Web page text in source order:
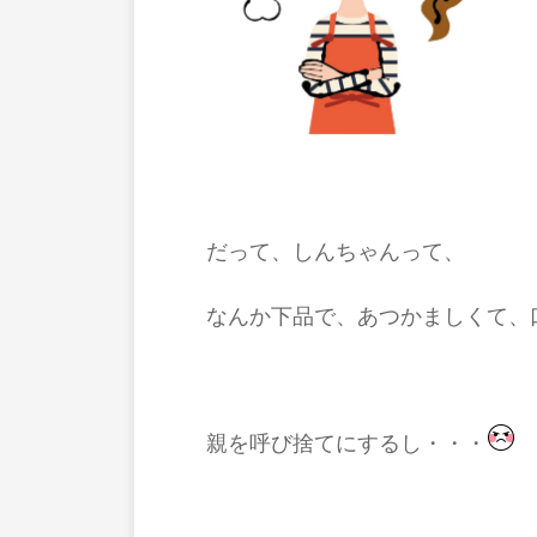
だって、しんちゃんって、
なんか下品で、あつかましくて、
親を呼び捨てにするし・・・